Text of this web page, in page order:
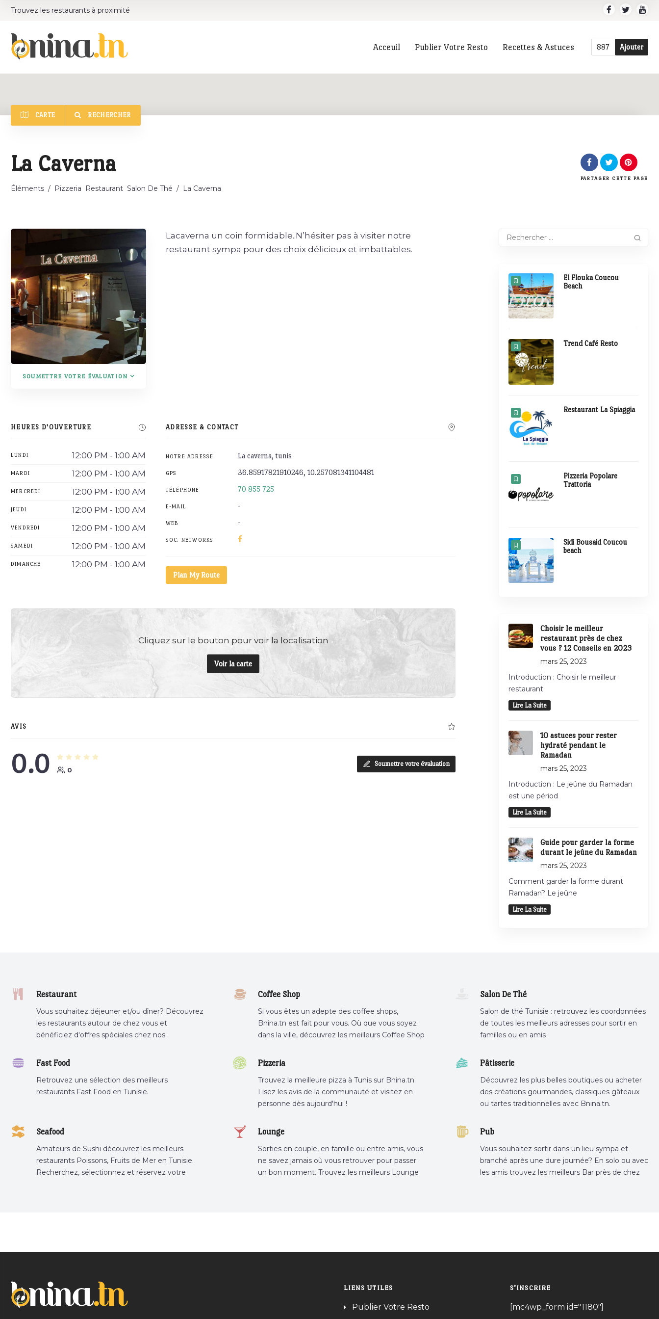
Trouvez les restaurants à proximité
Acceuil Publier Votre Resto Recettes & Astuces 887 Ajouter
CARTE RECHERCHER
La Caverna
Éléments / Pizzeria Restaurant Salon De Thé / La Caverna
PARTAGER CETTE PAGE
SOUMETTRE VOTRE ÉVALUATION
Lacaverna un coin formidable..N’hésiter pas à visiter notre
restaurant sympa pour des choix délicieux et imbattables.
HEURES D'OUVERTURE
LUNDI 12:00 PM - 1:00 AM
MARDI 12:00 PM - 1:00 AM
MERCREDI 12:00 PM - 1:00 AM
JEUDI 12:00 PM - 1:00 AM
VENDREDI 12:00 PM - 1:00 AM
SAMEDI 12:00 PM - 1:00 AM
DIMANCHE 12:00 PM - 1:00 AM
ADRESSE & CONTACT
NOTRE ADRESSE La caverna, tunis
GPS 36.85917821910246, 10.257081341104481
TÉLÉPHONE 70 855 725
E-MAIL -
WEB -
SOC. NETWORKS
Plan My Route
Cliquez sur le bouton pour voir la localisation
Voir la carte
AVIS
0.0 0
Soumettre votre évaluation
El Flouka Coucou
Beach
Trend Café Resto
Restaurant La Spiaggia
Pizzeria Popolare
Trattoria
Sidi Bousaid Coucou
beach
Choisir le meilleur
restaurant près de chez
vous ? 12 Conseils en 2023
mars 25, 2023
Introduction : Choisir le meilleur
restaurant
Lire La Suite
10 astuces pour rester
hydraté pendant le
Ramadan
mars 25, 2023
Introduction : Le jeûne du Ramadan
est une périod
Lire La Suite
Guide pour garder la forme
durant le jeûne du Ramadan
mars 25, 2023
Comment garder la forme durant
Ramadan? Le jeûne
Lire La Suite
Restaurant
Vous souhaitez déjeuner et/ou dîner? Découvrez
les restaurants autour de chez vous et
bénéficiez d'offres spéciales chez nos
Coffee Shop
Si vous êtes un adepte des coffee shops,
Bnina.tn est fait pour vous. Où que vous soyez
dans la ville, découvrez les meilleurs Coffee Shop
Salon De Thé
Salon de thé Tunisie : retrouvez les coordonnées
de toutes les meilleurs adresses pour sortir en
familles ou en amis
Fast Food
Retrouvez une sélection des meilleurs
restaurants Fast Food en Tunisie.
Pizzeria
Trouvez la meilleure pizza à Tunis sur Bnina.tn.
Lisez les avis de la communauté et visitez en
personne dès aujourd'hui !
Pâtisserie
Découvrez les plus belles boutiques ou acheter
des créations gourmandes, classiques gâteaux
ou tartes traditionnelles avec Bnina.tn.
tunis, patisserie tunis, pâtisserie sousse .
Seafood
Amateurs de Sushi découvrez les meilleurs
restaurants Poissons, Fruits de Mer en Tunisie.
Recherchez, sélectionnez et réservez votre
Lounge
Sorties en couple, en famille ou entre amis, vous
ne savez jamais où vous retrouver pour passer
un bon moment. Trouvez les meilleurs Lounge
Pub
Vous souhaitez sortir dans un lieu sympa et
branché après une dure journée? En solo ou avec
les amis trouvez les meilleurs Bar près de chez
LIENS UTILES
Publier Votre Resto
S’INSCRIRE
[mc4wp_form id="1180"]